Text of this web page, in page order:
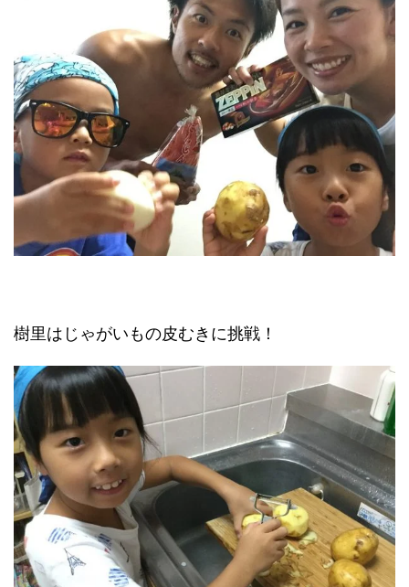
樹里はじゃがいもの皮むきに挑戦！